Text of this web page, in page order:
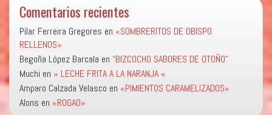
Comentarios recientes
Pilar Ferreira Gregores en «SOMBRERITOS DE OBISPO
RELLENOS»
Begoña López Barcala en “BIZCOCHO SABORES DE OTOÑO”
Muchi en » LECHE FRITA A LA NARANJA «
Amparo Calzada Velasco en «PIMIENTOS CARAMELIZADOS»
Alons en «ROGAO»